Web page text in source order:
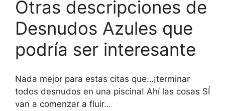
Otras descripciones de
Desnudos Azules que
podría ser interesante
Nada mejor para estas citas que…¡terminar
todos desnudos en una piscina! Ahí las cosas SÍ
van a comenzar a fluir…